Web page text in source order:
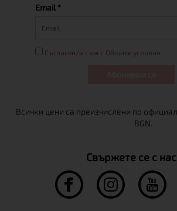
Email *
Съгласен/а съм с Общите условия
Свържете се с нас